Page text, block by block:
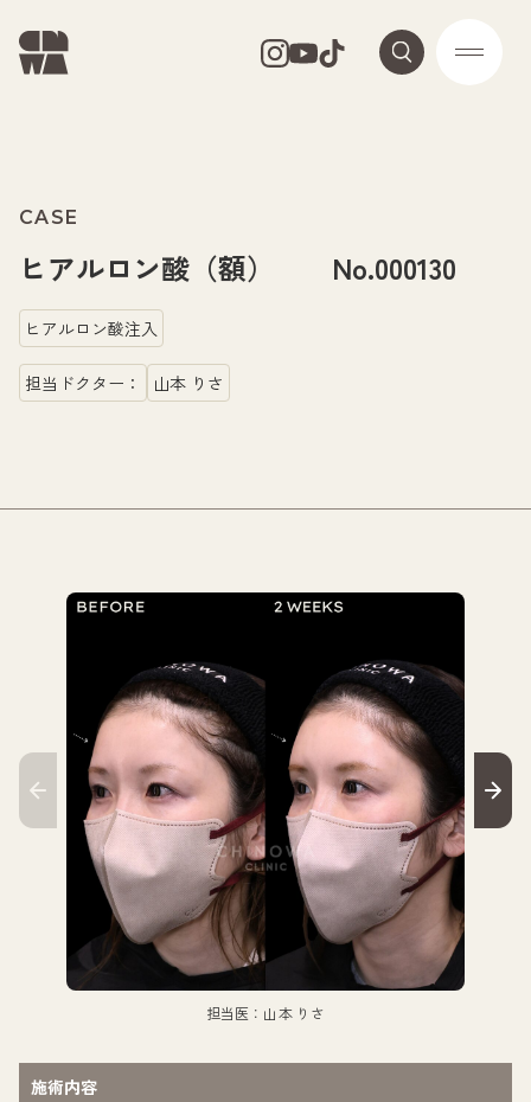
CASE
ヒアルロン酸（額） No.000130
ヒアルロン酸注入
担当ドクター： 山本 りさ
担当医：山本 りさ
施術内容